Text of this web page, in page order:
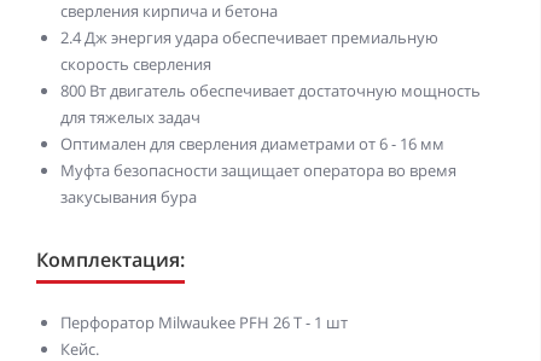
сверления кирпича и бетона
2.4 Дж энергия удара обеспечивает премиальную
скорость сверления
800 Вт двигатель обеспечивает достаточную мощность
для тяжелых задач
Оптимален для сверления диаметрами от 6 - 16 мм
Муфта безопасности защищает оператора во время
закусывания бура
Комплектация:
Перфоратор Milwaukee PFH 26 T - 1 шт
Кейс.